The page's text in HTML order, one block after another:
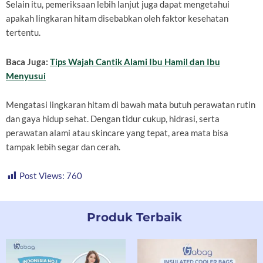
Selain itu, pemeriksaan lebih lanjut juga dapat mengetahui
apakah lingkaran hitam disebabkan oleh faktor kesehatan
tertentu.
Baca Juga: Tips Wajah Cantik Alami Ibu Hamil dan Ibu
Menyusui
Mengatasi lingkaran hitam di bawah mata butuh perawatan rutin
dan gaya hidup sehat. Dengan tidur cukup, hidrasi, serta
perawatan alami atau skincare yang tepat, area mata bisa
tampak lebih segar dan cerah.
Post Views: 760
Produk Terbaik